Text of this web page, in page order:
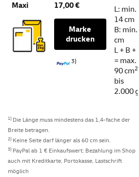
Maxi 17,00 €
Marke
drucken
3)
L: min.
14 cm
B: min. 9
cm
L + B + H
= max.
90 cm2)
bis
2.000 g
1) Die Länge muss mindestens das 1,4-fache der
Breite betragen.
2) Keine Seite darf länger als 60 cm sein.
3) PayPal ab 1 € Einkaufswert; Bezahlung im Shop
auch mit Kreditkarte, Portokasse, Lastschrift
möglich